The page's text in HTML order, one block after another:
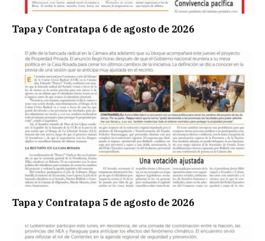
Tapa y Contratapa 6 de agosto de 2026
Tapa y Contratapa 5 de agosto de 2026